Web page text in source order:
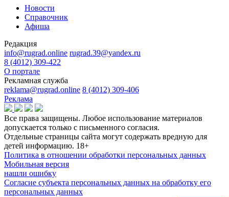
Новости
Справочник
Афиша
Редакция
info@rugrad.online rugrad.39@yandex.ru
8 (4012) 309-422
О портале
Рекламная служба
reklama@rugrad.online 8 (4012) 309-406
Реклама
Все права защищены. Любое использование материалов
допускается только с письменного согласия.
Отдельные страницы сайта могут содержать вредную для
детей информацию. 18+
Политика в отношении обработки персональных данных
Мобильная версия
нашли ошибку
Согласие субъекта персональных данных на обработку его
персональных данных